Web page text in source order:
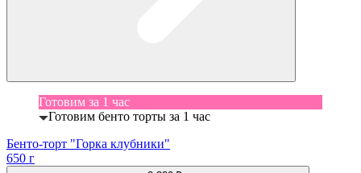
Готовим за 1 час
Готовим бенто торты за 1 час
Бенто-торт "Горка клубники"
650 г